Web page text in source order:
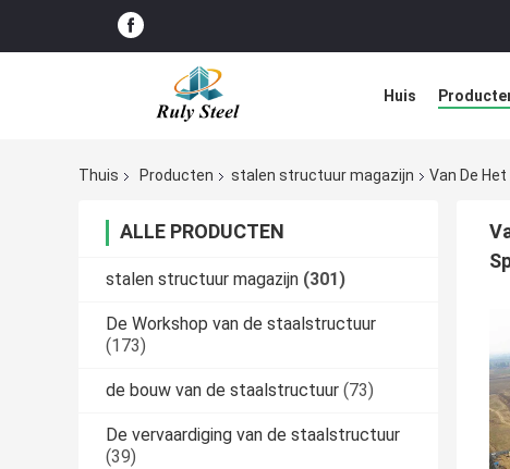
Huis
Thuis
Producten stalen structuur magazijn Van De
ALLE PRODUCTEN
stalen structuur magazijn (301)
De Workshop van de staalstructuur
(173)
de bouw van de staalstructuur (73)
De vervaardiging van de staalstructuur
(39)